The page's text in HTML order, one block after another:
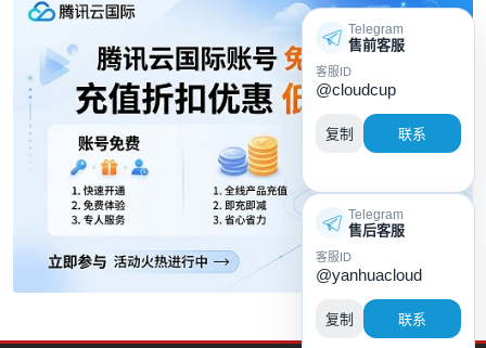
Telegram
售前客服
客服ID
@cloudcup
复制 联系
Telegram
售后客服
客服ID
@yanhuacloud
复制 联系